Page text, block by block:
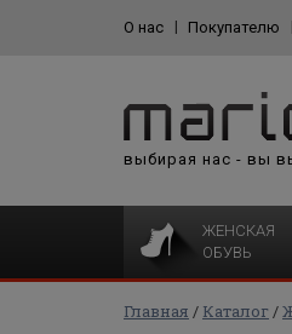
О нас Покупателю
выбирая нас - вы
ЖЕНСКАЯ
ОБУВЬ
Главная Каталог